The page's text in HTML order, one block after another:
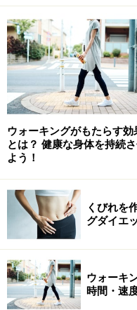
UVケア剤
「日焼け止め」とい
ル・スプレーパウダー
により特徴があります。
其々の特徴を踏まえた
其々の利点と欠点をご
（利点）汗をかいても
が多い
（欠点）べたつきやすい
■ミルク
（利点）手軽に塗れる
ウォーキングがもたらす効
とは？ 健康な身体を持続
よう！
くびれを
グダイエ
ウォーキ
時間・速